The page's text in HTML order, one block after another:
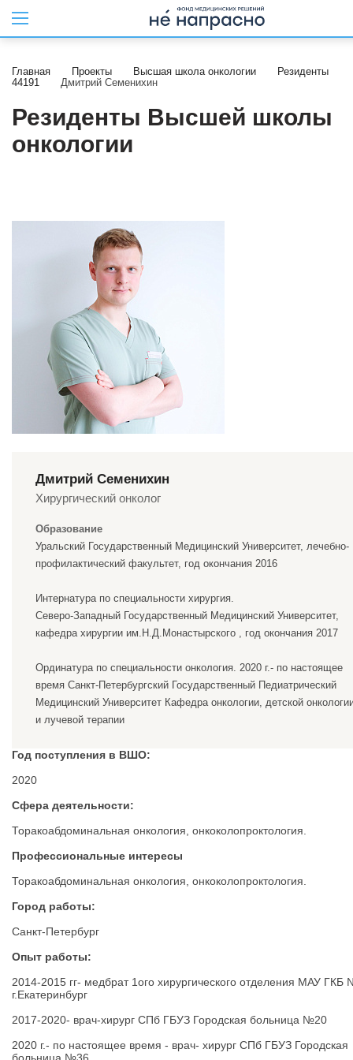
Главная Проекты Высшая школа онкологии
Резиденты
44191
Дмитрий Семенихин
Резиденты Высшей школы
онкологии
Дмитрий Семенихин
Хирургический онколог
Образование
Уральский Государственный Медицинский Университет, лечебно-
профилактический факультет, год окончания 2016
Интернатура по специальности хирургия.
Северо-Западный Государственный Медицинский Университет,
кафедра хирургии им.Н.Д.Монастырского , год окончания 2017
Ординатура по специальности онкология. 2020 г.- по настоящее
время Санкт-Петербургский Государственный Педиатрический
Медицинский Университет Кафедра онкологии, детской
и лучевой терапии
Год поступления в ВШО:
2020
Сфера деятельности:
Торакоабдоминальная онкология, онкоколопроктология.
Профессиональные интересы
Торакоабдоминальная онкология, онкоколопроктология.
Город работы:
Санкт-Петербург
Опыт работы:
2014-2015 гг- медбрат 1ого хирургического отделения МАУ ГКБ
г.Екатеринбург
2017-2020- врач-хирург СПб ГБУЗ Городская больница №20
2020 г.- по настоящее время - врач- хирург СПб ГБУЗ Городская